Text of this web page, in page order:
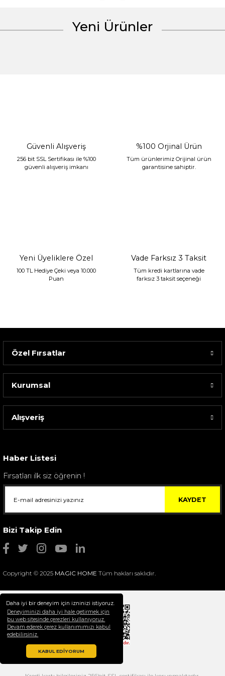
Daha iyi bir deneyim için izninizi istiyoruz.
Deneyiminizi daha iyi hale getirmek için
bu web sitesinde çerezleri kullanıyoruz.
Devam ederek çerez kullanımımızı kabul
edebilirsiniz.
KABUL EDİYORUM
Yeni Ürünler
Sarev Elfıda Flanel Nevresim Takımı Çift Kişili...
Selim Dekor Chain 15x20 Çerçeve Vizon
1.595,00 TL
Güvenli Alışveriş
256 bit SSL Sertifikası ile %100
güvenli alışveriş imkanı
%100 Orjinal Ürün
Tüm ürünlerimiz Orijinal ürün
garantisine sahiptir.
Yeni Üyeliklere Özel
100 TL Hediye Çeki veya 10.000
Puan
Vade Farksız 3 Taksit
Tüm kredi kartlarına vade
farksız 3 taksit seçeneği
Özel Fırsatlar
Kurumsal
Alışveriş
Haber Listesi
Fırsatları ilk siz öğrenin !
KAYDET
Bizi Takip Edin
Copyright © 2025 MAGIC HOME Tüm hakları saklıdır.